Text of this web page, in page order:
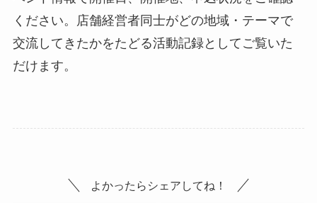
ください。店舗経営者同士がどの地域・テーマで
交流してきたかをたどる活動記録としてご覧いた
だけます。
よかったらシェアしてね！